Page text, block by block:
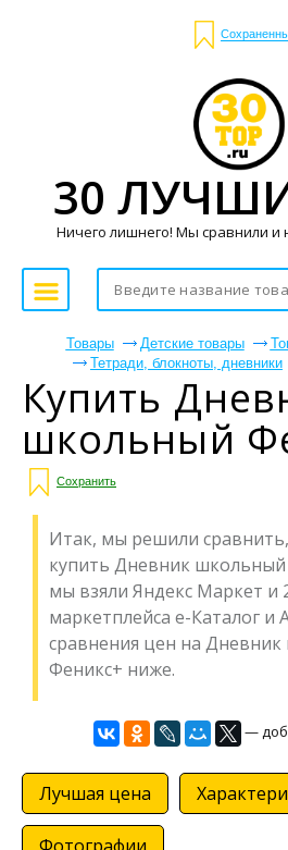
Товары Детские товары
Тетради, блокноты, дневники
Купить
школьный
Сохранить
Итак, мы решили
купить Дневник школьный
мы взяли Яндекс Маркет и
маркетплейса е-Каталог и
сравнения цен на
Феникс+ ниже.
—
Лучшая цена
30
Ничего лишнего! Мы сравнили и